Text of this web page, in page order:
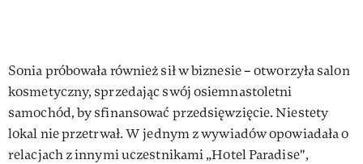
Sonia próbowała również sił w biznesie – otworzyła salon
kosmetyczny, sprzedając swój osiemnastoletni
samochód, by sfinansować przedsięwzięcie. Niestety
lokal nie przetrwał. W jednym z wywiadów opowiadała o
relacjach z innymi uczestnikami „Hotel Paradise",